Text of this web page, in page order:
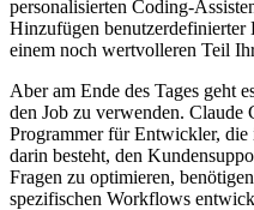
personalisierten Coding-
Hinzufügen
einem noch wertvolleren Teil
Aber am Ende des Tages geht
den Job zu verwenden. Claude
Programmer für Entwickler,
darin besteht, den
Fragen zu optimieren,
spezifischen Workflows